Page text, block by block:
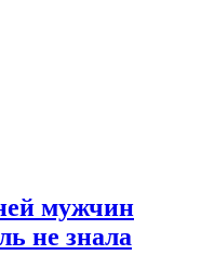
мужчин
не знала